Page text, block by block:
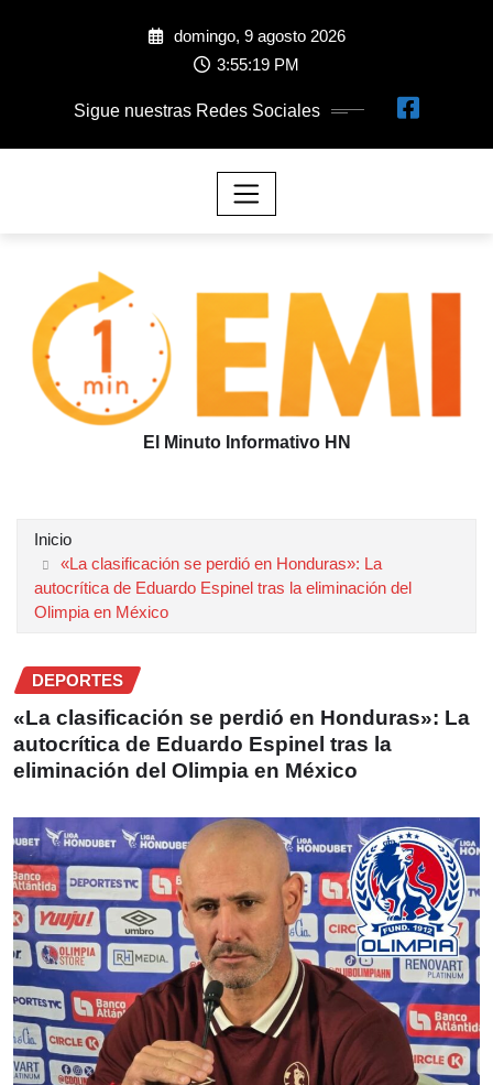
domingo, 9 agosto 2026
3:55:20 PM
Sigue nuestras Redes Sociales
El Minuto Informativo HN
Inicio
«La clasificación se perdió en Honduras»: La
autocrítica de Eduardo Espinel tras la eliminación del
Olimpia en México
DEPORTES
«La clasificación se perdió en Honduras»: La
autocrítica de Eduardo Espinel tras la
eliminación del Olimpia en México